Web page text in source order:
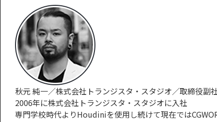
秋元 純一／株式会社トランジスタ・スタジオ／取締役副
2006年に株式会社トランジスタ・スタジオに入社
専門学校時代よりHoudiniを使用し続けて現在では